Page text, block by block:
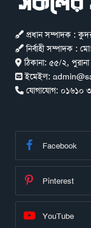
প্রধান সম্পাদক :
নির্বাহী সম্পাদক :
ঠিকানা: ৫৫/২,
ইমেইল:
যোগাযোগ: ০১৬১০
Facebook
Pinterest
YouTube